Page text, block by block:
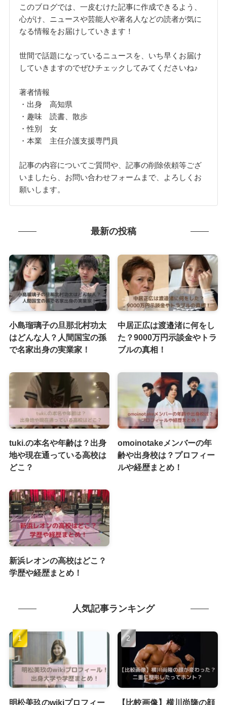
このブログでは、一皮むけた記事に作成できるよう、
心がけ、ニュースや芸能人や著名人などの読者が気に
なる情報をお届けしていきます！
世間で話題になっているニュースを、いち早くお届け
していきますのでぜひチェックしてみてくださいね♪
著者情報
・出身 高知県
・趣味 読書、散歩
・性別 女
・本業 主任介護支援専門員
記事の内容についてご質問や、記事の削除依頼等ござ
いましたら、お問い合わせフォームまで、よろしくお
願いします。
最新の投稿
小島瑠璃子の旦那北村功太
はどんな人？人間国宝の孫
で名家出身の実業家！
中居正広は渡邉渚に何をし
た？9000万円示談金やトラ
ブルの真相！
tuki.の本名や年齢は？出身
地や現在通っている高校は
どこ？
omoinotakeメンバーの年
齢や出身校は？プロフィー
ルや経歴まとめ！
新浜レオンの高校はどこ？
学歴や経歴まとめ！
人気記事ランキング
明松美玖のwikiプロフィー
【比較画像】横川尚隆の顔